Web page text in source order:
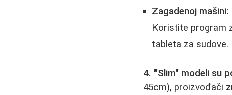
Zagadenoj mašini:
Koristite program
tableta za sudove.
4. "Slim" modeli su
45cm), proizvođači